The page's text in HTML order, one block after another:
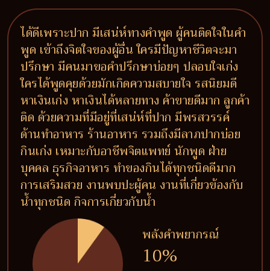
ได้ดีเพราะปาก มีเสน่ห์ทางคำพูด ผู้คนติดใจในคำ
พูด เข้าถึงจิตใจของผู้อื่น ใครมีปัญหาชีวิตจะมา
ปรึกษา มีคนมาขอคำปรึกษาบ่อยๆ ปลอบใจเก่ง
ใครได้พูดคุยด้วยมักเกิดความสบายใจ รสนิยมดี
หาเงินเก่ง หาเงินได้หลายทาง ค้าขายดีมาก ลูกค้า
ติด ด้วยความที่มีอยู่ที่เสน่ห์ที่ปาก มีพรสวรรค์
ด้านทำอาหาร ร้านอาหาร รวมถึงมีลาภปากบ่อย
กินเก่ง เหมาะกับอาชีพจิตแพทย์ นักพูด ฝ่าย
บุคคล ธุรกิจอาหาร ทำของกินได้ทุกชนิดดีมาก
การเสริมสวย งานพบปะผู้คน งานที่เกี่ยวข้องกับ
น้ำทุกชนิด กิจการเกี่ยวกับน้ำ
พลังคำพยากรณ์
10%